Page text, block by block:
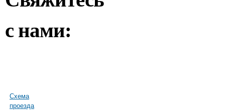
с нами:
Схема
проезда